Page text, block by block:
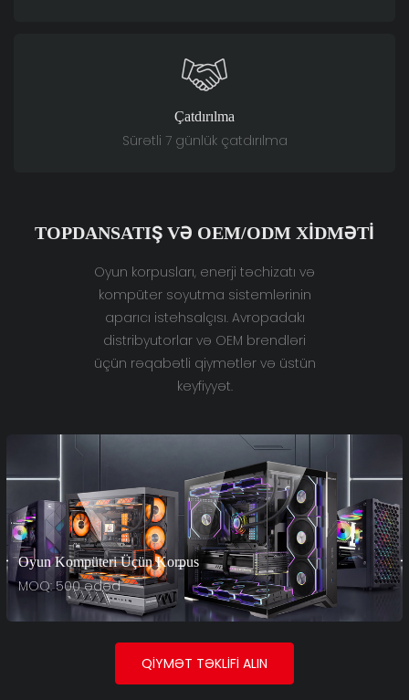
Çatdırılma
Sürətli 7 günlük çatdırılma
TOPDANSATIŞ VƏ OEM/ODM XIDMƏTI
Oyun korpusları, enerji təchizatı və
kompüter soyutma sistemlərinin
aparıcı istehsalçısı. Avropadakı
distribyutorlar və OEM brendləri
üçün rəqabətli qiymətlər və üstün
keyfiyyət.
Oyun Kompüteri Üçün Korpus
MOQ: 500 ədəd
QIYMƏT TƏKLIFI ALIN